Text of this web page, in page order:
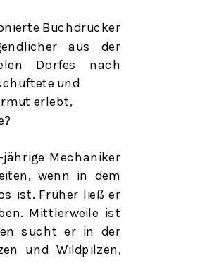
Buchdrucker
aus der
Dorfes nach
und
erlebt,
Mechaniker
wenn in dem
ist. Früher ließ er
Mittlerweile ist
sucht er in der
und Wildpilzen,